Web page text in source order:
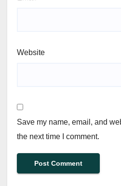
Website
Save my name, email, and
the next time I comment.